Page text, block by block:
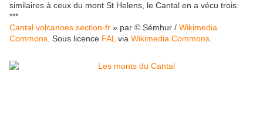
similaires à ceux du mont St Helens, le Cantal en a vécu trois.
***
Cantal volcanoes section-fr » par © Sémhur / Wikimedia
Commons . Sous licence FAL via Wikimedia Commons